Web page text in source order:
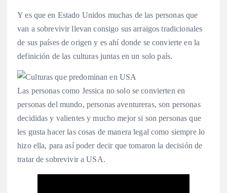
Y es que en Estado Unidos muchas de las personas que
van a sobrevivir llevan consigo sus arraigos tradicionales
de sus países de origen y es ahí donde se convierte en la
definición de las culturas juntas en un solo país.
Las personas como Jessica no solo se convierten en
personas del mundo, personas aventureras, son personas
decididas y valientes y mucho mejor si son personas que
les gusta hacer las cosas de manera legal como siempre lo
hizo ella, para así poder decir que tomaron la decisión de
tratar de sobrevivir a USA.